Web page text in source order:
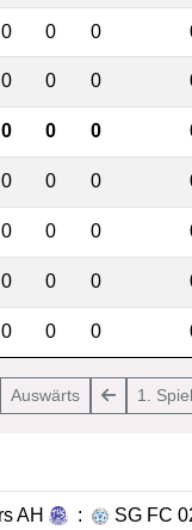
0 0 0
0 0 0
0 0 0
0 0 0
0 0 0
0 0 0
0 0 0
Auswärts 1.
AH : SG FC